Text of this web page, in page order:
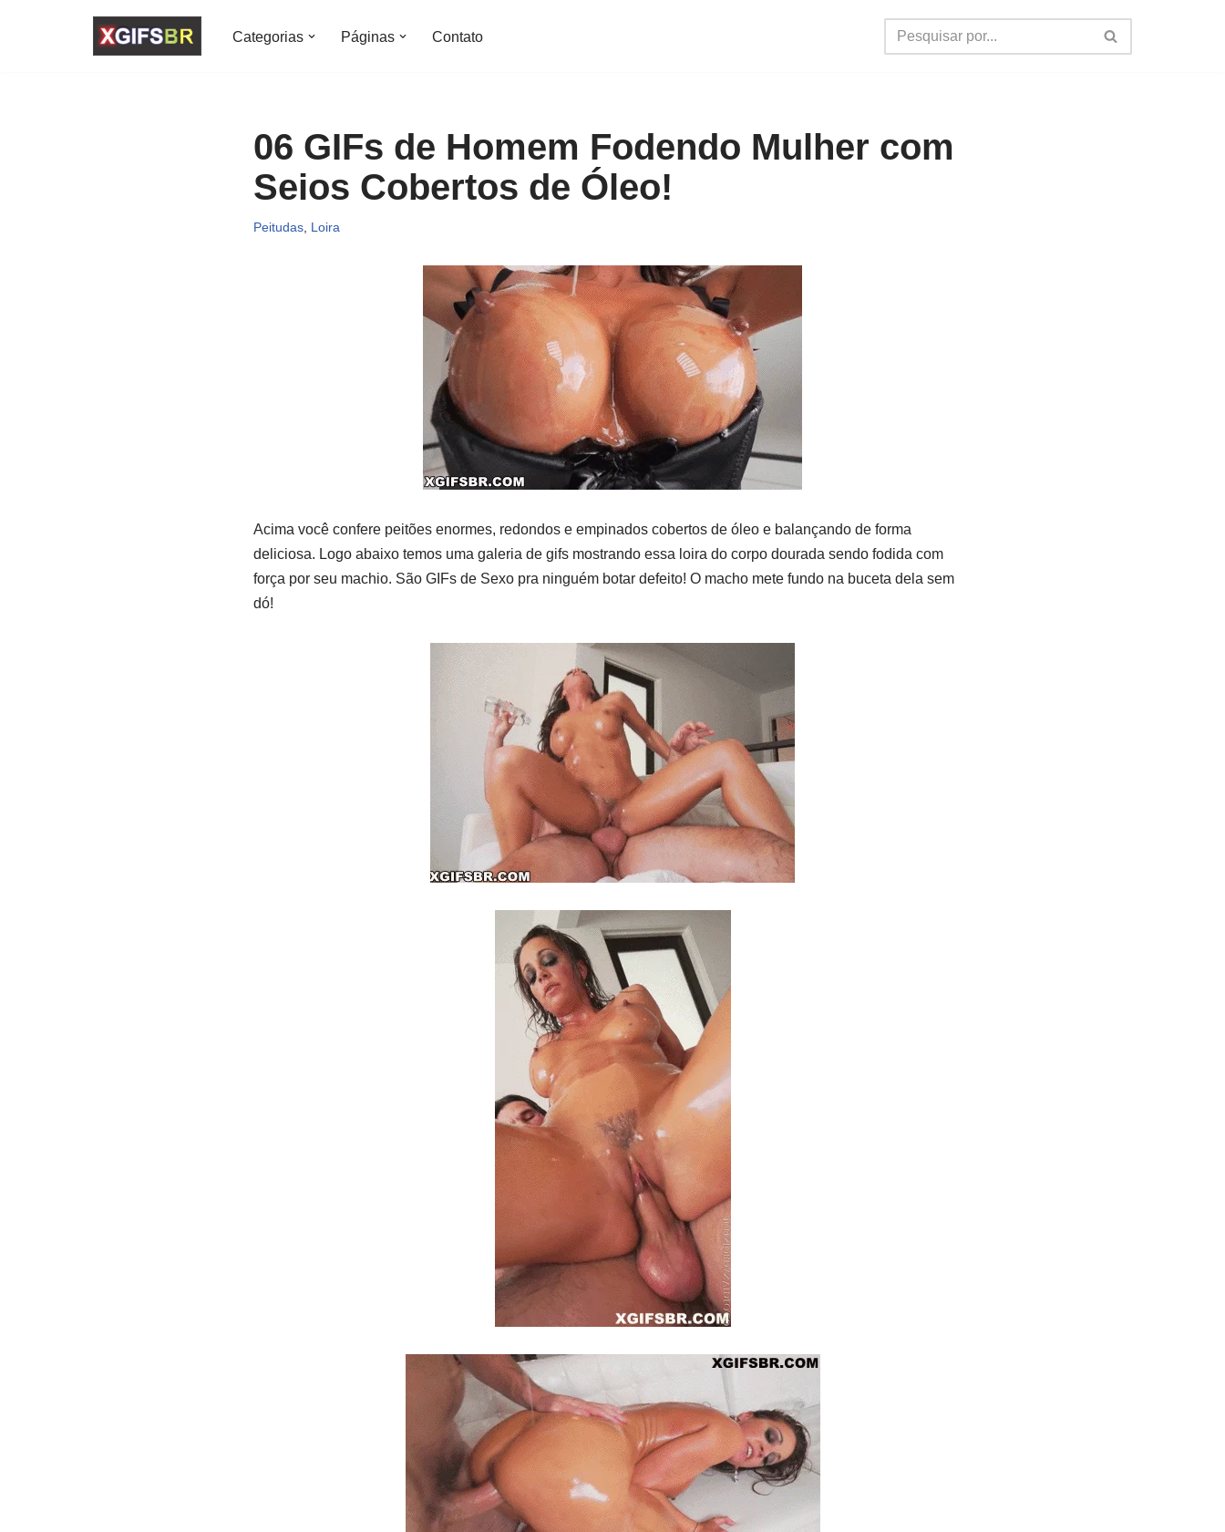
Categorias Páginas Contato
06 GIFs de Homem Fodendo Mulher com
Seios Cobertos de Óleo!
Peitudas, Loira
Acima você confere peitões enormes, redondos e empinados cobertos de óleo e balançando de forma
deliciosa. Logo abaixo temos uma galeria de gifs mostrando essa loira do corpo dourada sendo fodida com
força por seu machio. São GIFs de Sexo pra ninguém botar defeito! O macho mete fundo na buceta dela sem
dó!